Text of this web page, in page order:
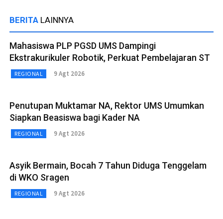
BERITA LAINNYA
Mahasiswa PLP PGSD UMS Dampingi
Ekstrakurikuler Robotik, Perkuat Pembelajaran ST
REGIONAL 9 Agt 2026
Penutupan Muktamar NA, Rektor UMS Umumkan
Siapkan Beasiswa bagi Kader NA
REGIONAL 9 Agt 2026
Asyik Bermain, Bocah 7 Tahun Diduga Tenggelam
di WKO Sragen
REGIONAL 9 Agt 2026